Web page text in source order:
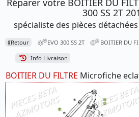
Réparer votre BOITIER DU
300 SS 2T
spécialiste des pièces détachées
⟪Retour EVO 300 SS 2T BOITIER DU
Info Livraison
BOITIER DU FILTRE Microfiche